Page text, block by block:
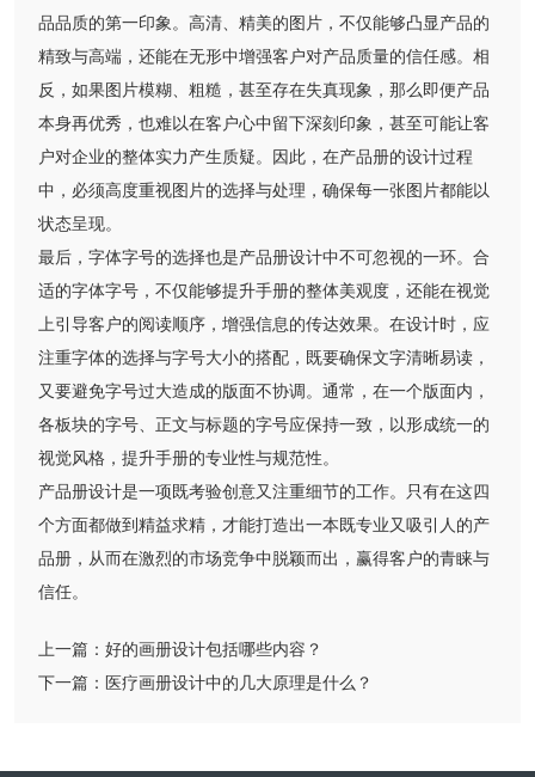
品品质的第一印象。高清、精美的图片，不仅能够凸显产品的
精致与高端，还能在无形中增强客户对产品质量的信任感。相
反，如果图片模糊、粗糙，甚至存在失真现象，那么即便产品
本身再优秀，也难以在客户心中留下深刻印象，甚至可能让客
户对企业的整体实力产生质疑。因此，在产品册的设计过程
中，必须高度重视图片的选择与处理，确保每一张图片都能以
状态呈现。
最后，字体字号的选择也是产品册设计中不可忽视的一环。合
适的字体字号，不仅能够提升手册的整体美观度，还能在视觉
上引导客户的阅读顺序，增强信息的传达效果。在设计时，应
注重字体的选择与字号大小的搭配，既要确保文字清晰易读，
又要避免字号过大造成的版面不协调。通常，在一个版面内，
各板块的字号、正文与标题的字号应保持一致，以形成统一的
视觉风格，提升手册的专业性与规范性。
产品册设计是一项既考验创意又注重细节的工作。只有在这四
个方面都做到精益求精，才能打造出一本既专业又吸引人的产
品册，从而在激烈的市场竞争中脱颖而出，赢得客户的青睐与
信任。
上一篇： 好的画册设计包括哪些内容？
下一篇： 医疗画册设计中的几大原理是什么？